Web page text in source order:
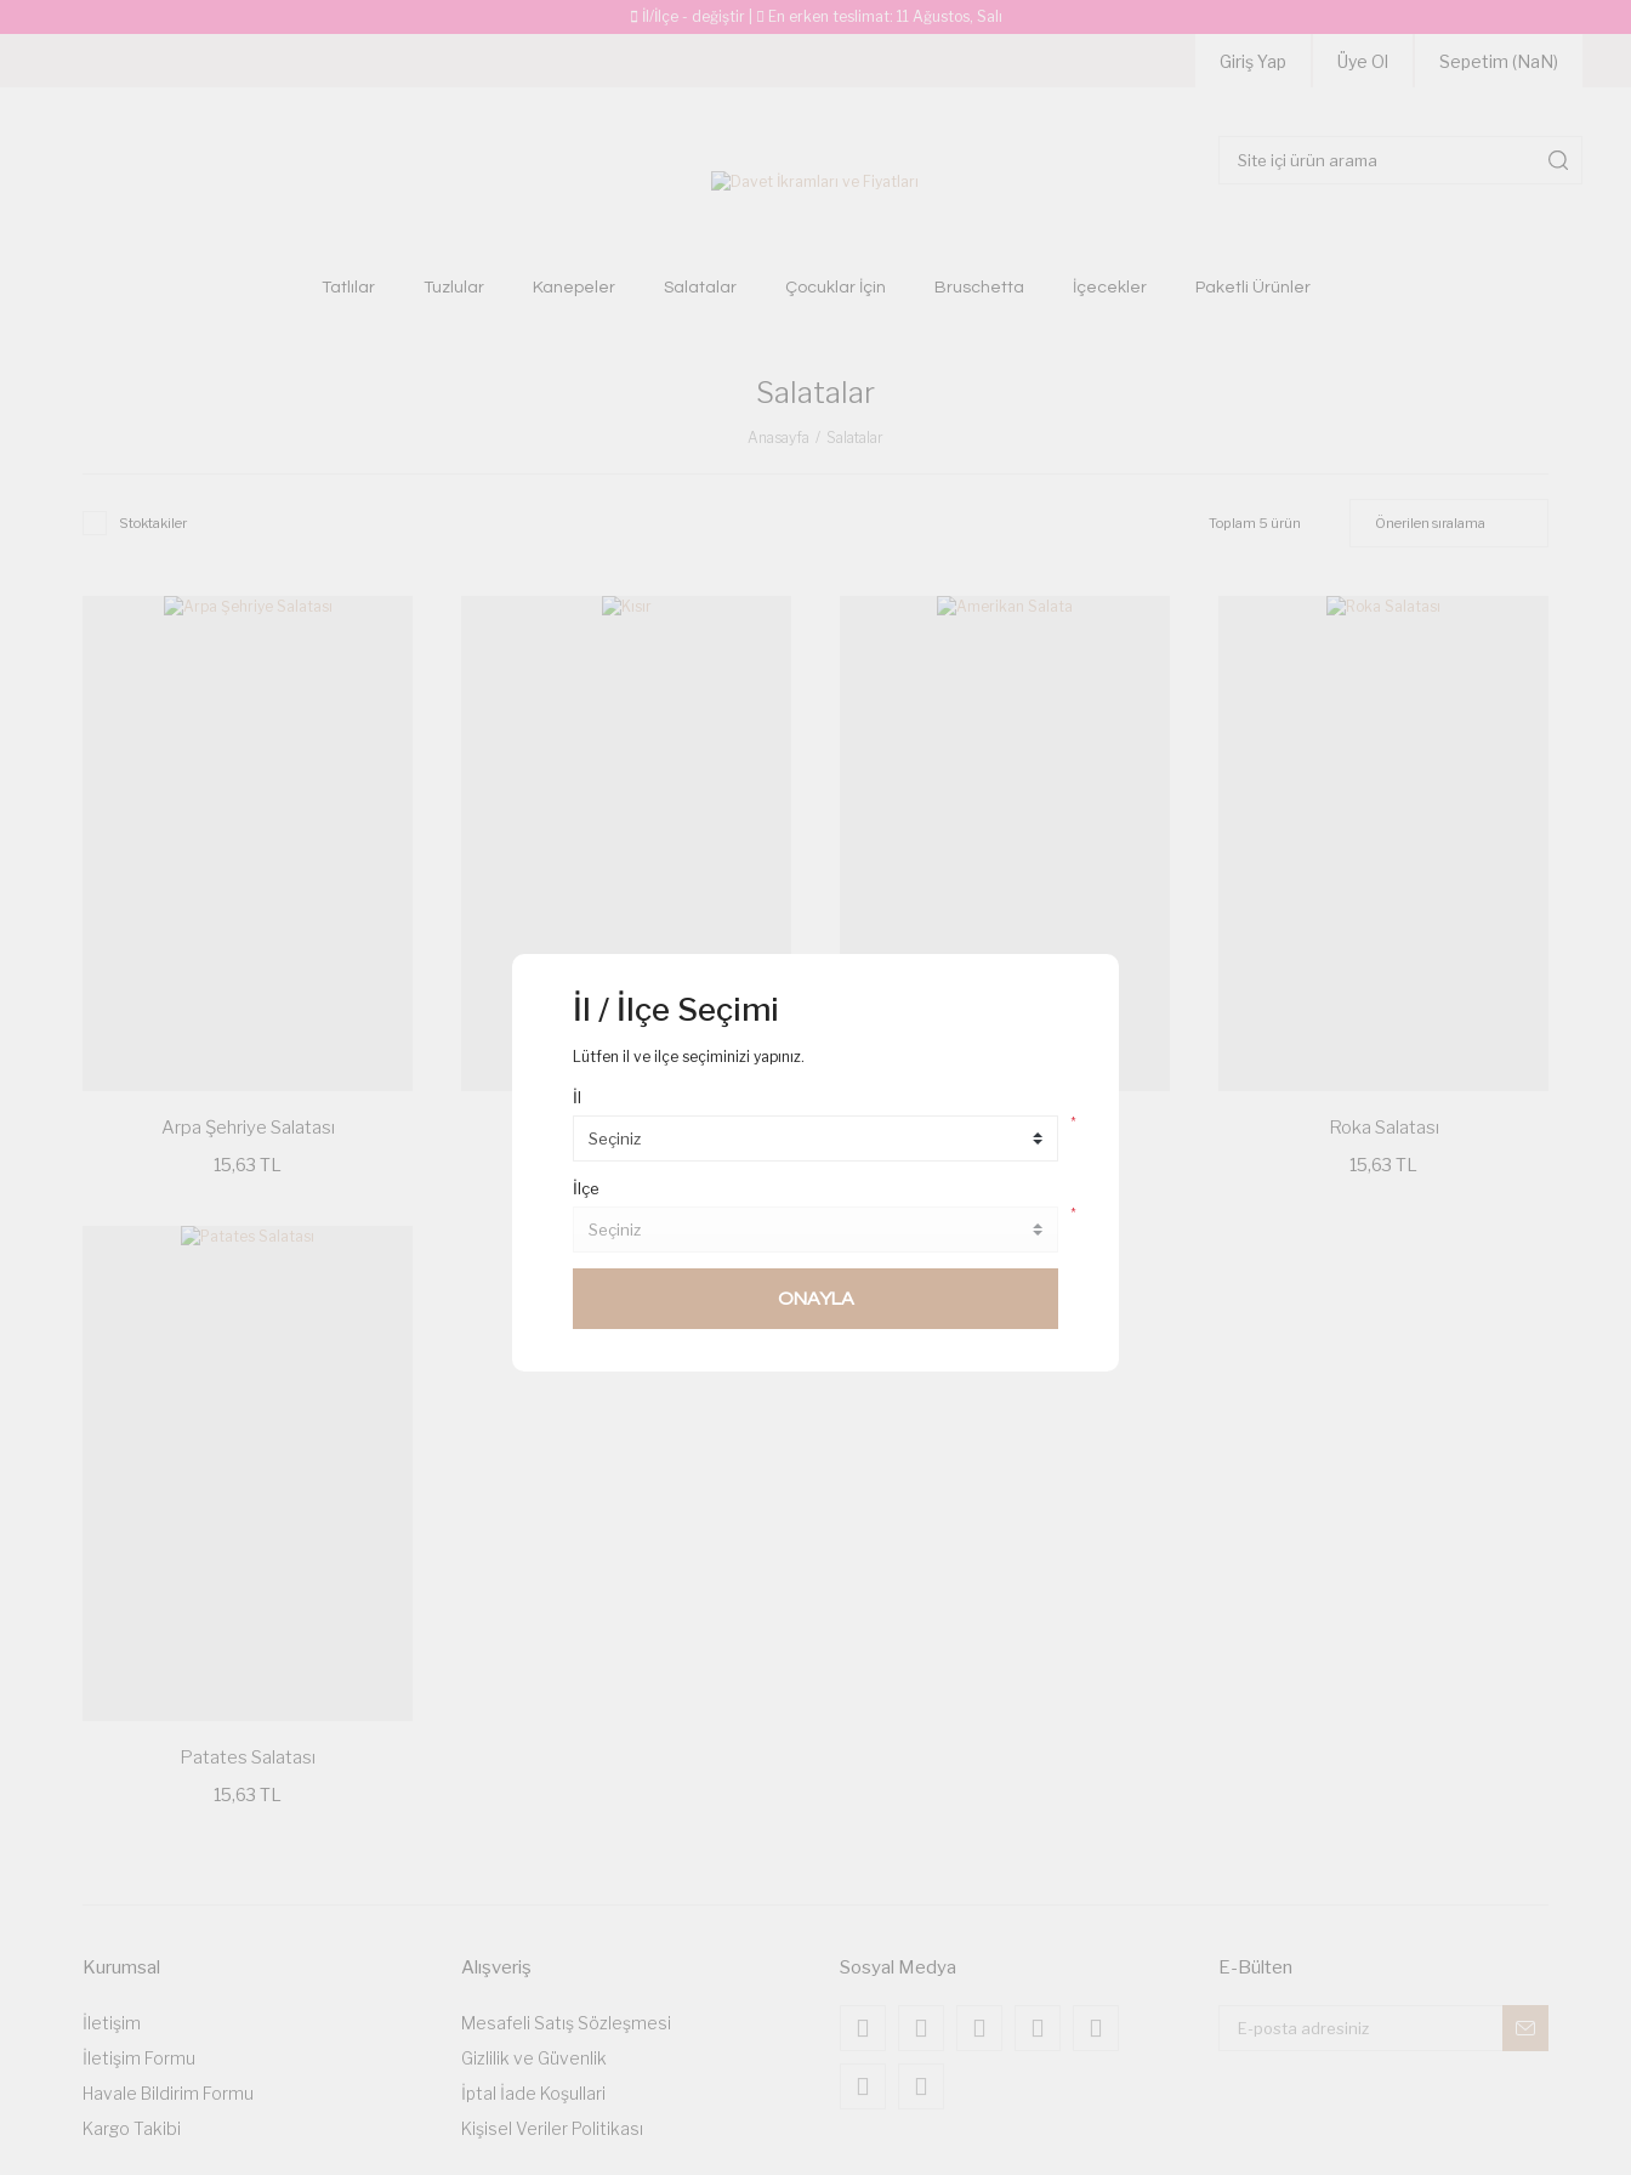
İl/İlçe - değiştir En erken teslimat: 11 Ağustos, Salı
Giriş Yap Üye Ol Sepetim (NaN)
Tatlılar Tuzlular Kanepeler Salatalar Çocuklar İçin Bruschetta İçecekler Paketli Ürünler
Salatalar
Anasayfa Salatalar
Stoktakiler Toplam 5 ürün
Arpa Şehriye Salatası
15,63 TL
Kısır Amerikan Salata Roka Salatası
15,63 TL
Patates Salatası
15,63 TL
Kurumsal
İletişim
İletişim Formu
Havale Bildirim Formu
Kargo Takibi
Alışveriş
Mesafeli Satış Sözleşmesi
Gizlilik ve Güvenlik
İptal İade Koşullari
Kişisel Veriler Politikası
Sosyal Medya E-Bülten
İl / İlçe Seçimi
Lütfen il ve ilçe seçiminizi yapınız.
İl
*
İlçe
*
ONAYLA